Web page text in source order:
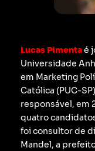
Lucas Pimentaé
Universidade
em Marketing
Católica (PUC-
responsável, em
quatro
foi consultor de
Mandel, a